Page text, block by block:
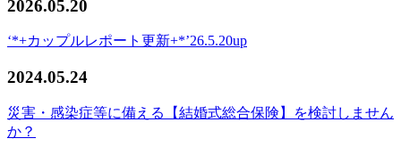
2026.05.20
‘*+カップルレポート更新+*’26.5.20up
2024.05.24
災害・感染症等に備える【結婚式総合保険】を検討しません
か？